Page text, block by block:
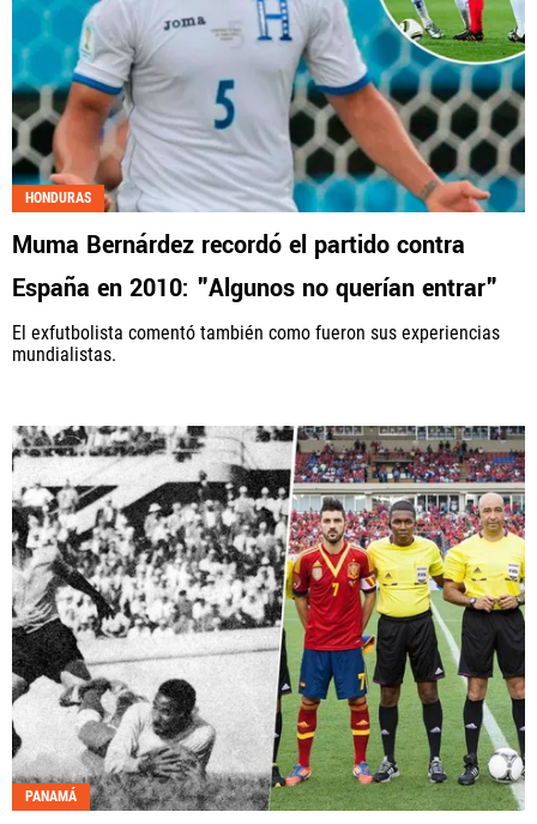
HONDURAS
Muma Bernárdez recordó el partido contra
España en 2010: "Algunos no querían entrar"
El exfutbolista comentó también como fueron sus experiencias
mundialistas.
PANAMÁ